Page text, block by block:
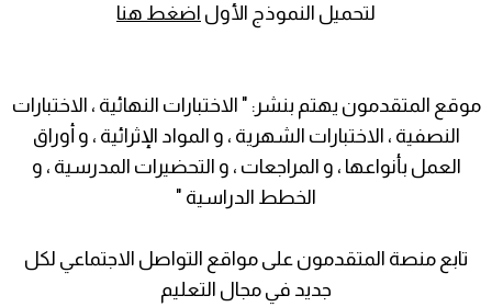
لتحميل النموذج الأول اضغط هنا
موقع المتقدمون يهتم بنشر: " الاختبارات النهائية ، الاختبارات
النصفية ، الاختبارات الشهرية ، و المواد الإثرائية ، و أوراق
العمل بأنواعها ، و المراجعات ، و التحضيرات المدرسية ، و
الخطط الدراسية "
تابع منصة المتقدمون على مواقع التواصل الاجتماعي لكل
جديد في مجال التعليم